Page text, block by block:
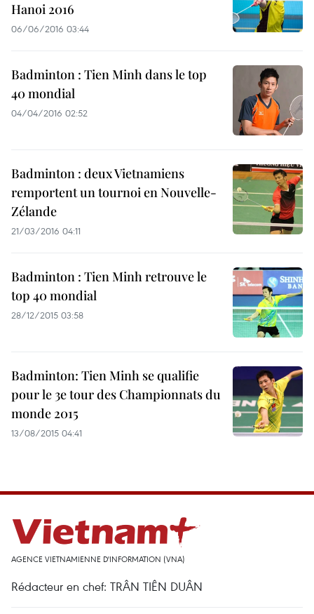
Hanoi 2016
06/06/2016 03:44
Badminton : Tien Minh dans le top
40 mondial
04/04/2016 02:52
Badminton : deux Vietnamiens
remportent un tournoi en Nouvelle-
Zélande
21/03/2016 04:11
Badminton : Tien Minh retrouve le
top 40 mondial
28/12/2015 03:58
Badminton: Tien Minh se qualifie
pour le 3e tour des Championnats du
monde 2015
13/08/2015 04:41
AGENCE VIETNAMIENNE D'INFORMATION (VNA)
Rédacteur en chef: TRÂN TIÊN DUÂN